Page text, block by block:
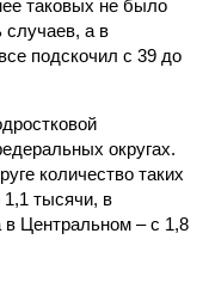
таковых не было
случаев, а в
подскочил с 39 до
округах.
количество таких
тысячи, в
Центральном – с 1,8